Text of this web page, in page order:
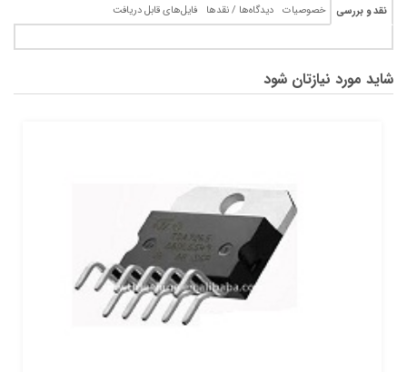
نقد و بررسی خصوصیات دیدگاه‌ها / نقدها فایل‌های قابل دریافت
شاید مورد نیازتان شود